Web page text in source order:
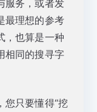
服务，或者发
最理想的参考
，也算是一种
相同的搜寻字
您只要懂得“挖